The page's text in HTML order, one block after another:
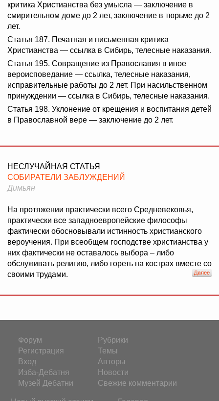
критика Христианства без умысла — заключение в
смирительном доме до 2 лет, заключение в тюрьме до 2
лет.
Статья 187. Печатная и письменная критика
Христианства — ссылка в Сибирь, телесные наказания.
Статья 195. Совращение из Православия в иное
вероисповедание — ссылка, телесные наказания,
исправительные работы до 2 лет. При насильственном
принуждении — ссылка в Сибирь, телесные наказания.
Статья 198. Уклонение от крещения и воспитания детей
в Православной вере — заключение до 2 лет.
НЕСЛУЧАЙНАЯ СТАТЬЯ
СОБИРАТЕЛИ ЗАБЛУЖДЕНИЙ
Димьян
На протяжении практически всего Средневековья,
практически все западноевропейские философы
фактически обосновывали истинность христианского
вероучения. При всеобщем господстве христианства у
них фактически не оставалось выбора – либо
обслуживать религию, либо гореть на кострах вместе со
своими трудами.
Форум
Регистрация
Вход
Изба-Дебатня
Музей Дебатни
Рубрики
Темы
Авторы
Новости
Свежие комментарии